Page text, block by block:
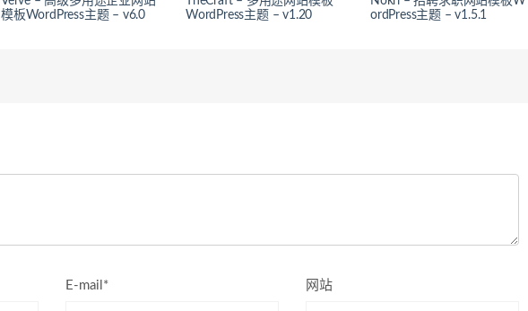
模板WordPress主题 – v6.0
WordPress主题 – v1.20
ordPress主题 – v1.5.1
E-mail* 网站